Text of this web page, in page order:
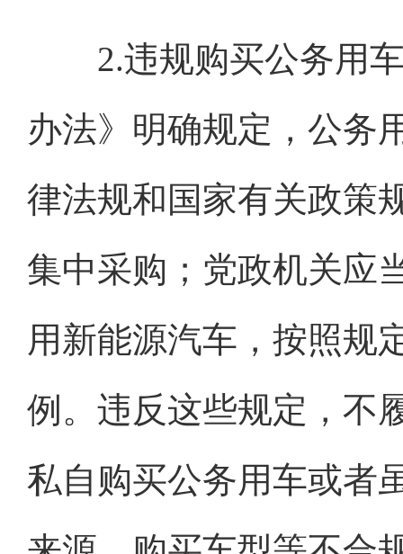
2.违规购买公务用车
办法》明确规定，公务
律法规和国家有关政策
集中采购；党政机关应
用新能源汽车，按照规
例。违反这些规定，不
私自购买公务用车或者